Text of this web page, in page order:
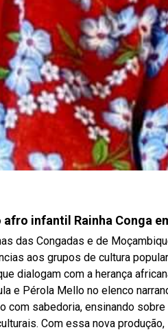
infantil Rainha Conga
das Congadas e de
aos grupos de cultura
dialogam com a herança
e Pérola Mello no elenco
com sabedoria, ensinando
Com essa nova